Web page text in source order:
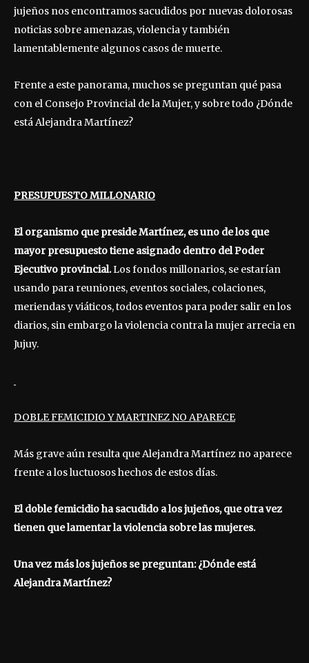
jujeños nos encontramos sacudidos por nuevas dolorosas
noticias sobre amenazas, violencia y también
lamentablemente algunos casos de muerte.
Frente a este panorama, muchos se preguntan qué pasa
con el Consejo Provincial de la Mujer, y sobre todo ¿Dónde
está Alejandra Martínez?
PRESUPUESTO MILLONARIO
El organismo que preside Martínez, es uno de los que
mayor presupuesto tiene asignado dentro del Poder
Ejecutivo provincial.Los fondos millonarios, se estarían
usando para reuniones, eventos sociales, colaciones,
meriendas y viáticos, todos eventos para poder salir en los
diarios, sin embargo la violencia contra la mujer arrecia en
Jujuy.
DOBLE FEMICIDIO Y MARTINEZ NO APARECE
Más grave aún resulta que Alejandra Martínez no aparece
frente a los luctuosos hechos de estos días.
El doble femicidio ha sacudido a los jujeños, que otra vez
tienen que lamentar la violencia sobre las mujeres.
Una vez más los jujeños se preguntan: ¿Dónde está
Alejandra Martínez?